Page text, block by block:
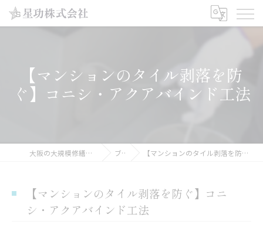
【マンションのタイル剥落を防
ぐ】コニシ・アクアバインド工法
大阪の大規模修繕工事なら星功株式会社 ブログ 【マンションのタイル剥落を防ぐ】コニシ・アクアバインド工法
【マンションのタイル剥落を防ぐ】コニ
シ・アクアバインド工法